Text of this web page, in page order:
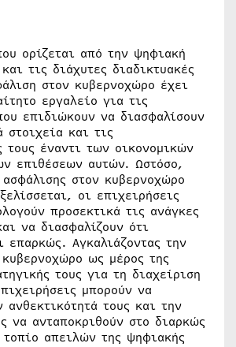
ορίζεται από την ψηφιακή
τις διάχυτες διαδικτυακές
στον κυβερνοχώρο έχει
εργαλείο για τις
επιδιώκουν να διασφαλίσουν
στοιχεία και τις
τους έναντι των οικονομικών
επιθέσεων αυτών. Ωστόσο,
στον κυβερνοχώρο
οι επιχειρήσεις
προσεκτικά τις ανάγκες
να διασφαλίζουν ότι
επαρκώς. Αγκαλιάζοντας την
ως μέρος της
τους για τη διαχείριση
μπορούν να
ανθεκτικότητά τους και την
να ανταποκριθούν στο διαρκώς
τοπίο απειλών της ψηφιακής